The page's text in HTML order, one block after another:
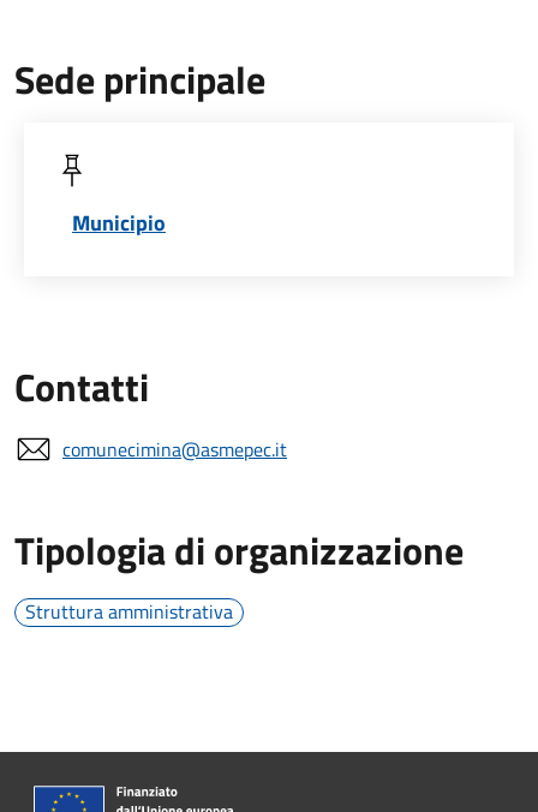
Sede principale
Municipio
Contatti
comunecimina@asmepec.it
Tipologia di organizzazione
Struttura amministrativa